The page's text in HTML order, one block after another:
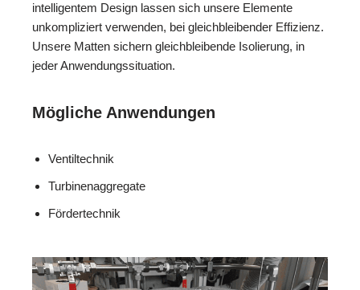
intelligentem Design lassen sich unsere Elemente
unkompliziert verwenden, bei gleichbleibender Effizienz.
Unsere Matten sichern gleichbleibende Isolierung, in
jeder Anwendungssituation.
Mögliche Anwendungen
Ventiltechnik
Turbinenaggregate
Fördertechnik